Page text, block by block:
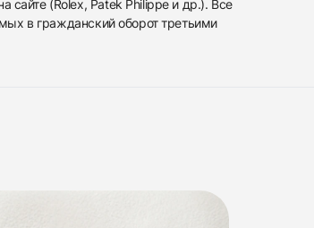
(Rolex, Patek Philippe и др.). Все
в гражданский оборот третьими